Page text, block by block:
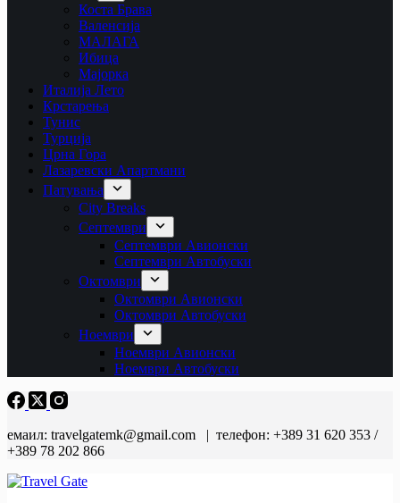
Коста Брава
Валенсија
МАЛАГА
Ибица
Мајорка
Италија Лето
Крстарења
Тунис
Турција
Црна Гора
Лазаревски Апартмани
Патувања
City Breaks
Септември
Септември Авионски
Септември Автобуски
Октомври
Октомври Авионски
Октомври Автобуски
Ноември
Ноември Авионски
Ноември Автобуски
емаил: travelgatemk@gmail.com | телефон: +389 31 620 353 /
+389 78 202 866